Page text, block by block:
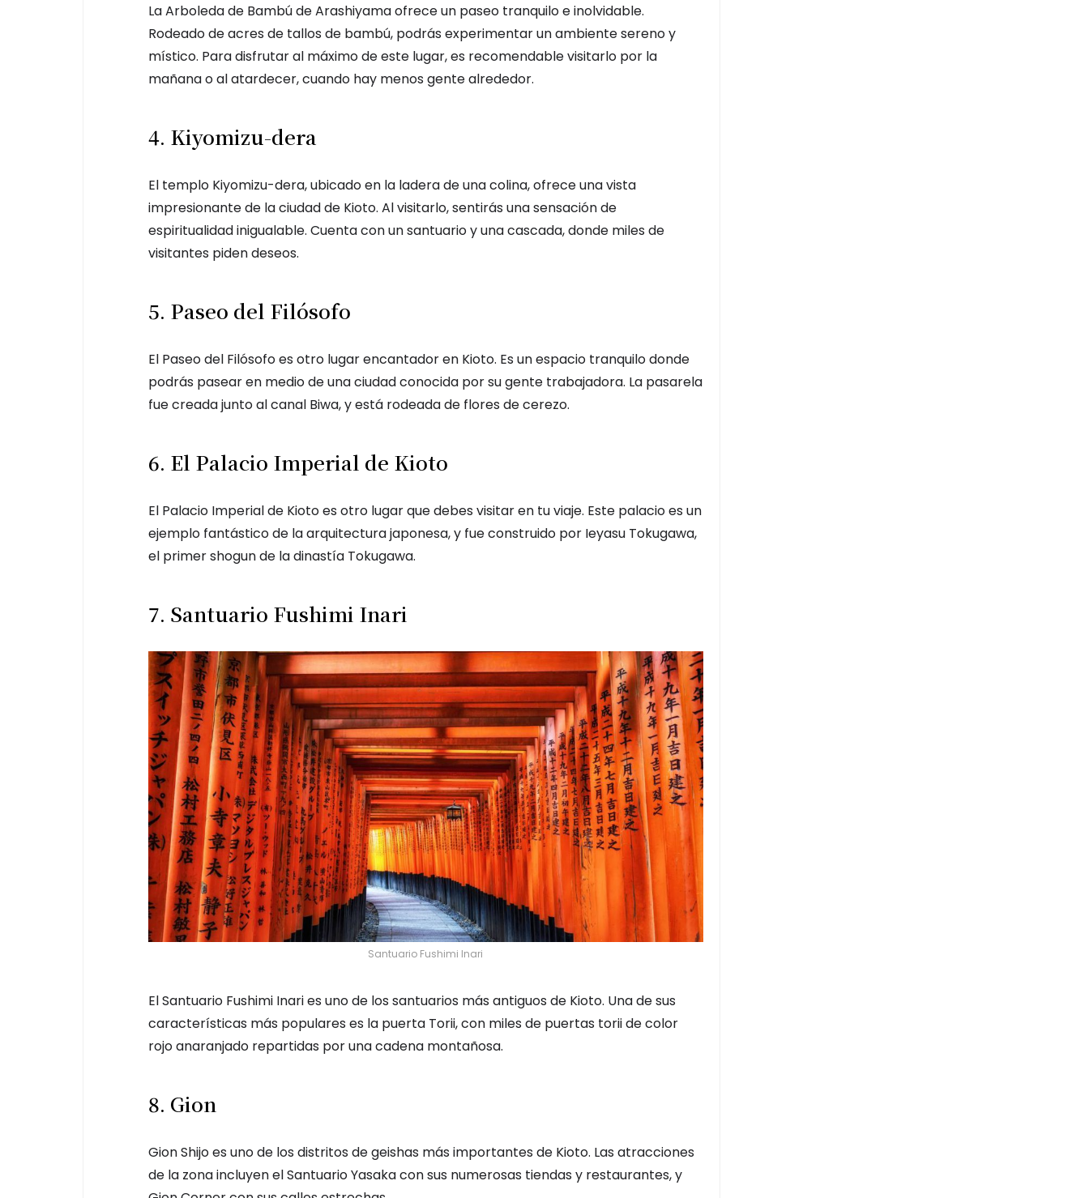
La Arboleda de Bambú de Arashiyama ofrece un paseo tranquilo e inolvidable.
Rodeado de acres de tallos de bambú, podrás experimentar un ambiente sereno y
místico. Para disfrutar al máximo de este lugar, es recomendable visitarlo por la
mañana o al atardecer, cuando hay menos gente alrededor.
4. Kiyomizu-dera
El templo Kiyomizu-dera, ubicado en la ladera de una colina, ofrece una vista
impresionante de la ciudad de Kioto. Al visitarlo, sentirás una sensación de
espiritualidad inigualable. Cuenta con un santuario y una cascada, donde miles de
visitantes piden deseos.
5. Paseo del Filósofo
El Paseo del Filósofo es otro lugar encantador en Kioto. Es un espacio tranquilo donde
podrás pasear en medio de una ciudad conocida por su gente trabajadora. La pasarela
fue creada junto al canal Biwa, y está rodeada de flores de cerezo.
6. El Palacio Imperial de Kioto
El Palacio Imperial de Kioto es otro lugar que debes visitar en tu viaje. Este palacio es un
ejemplo fantástico de la arquitectura japonesa, y fue construido por Ieyasu Tokugawa,
el primer shogun de la dinastía Tokugawa.
7. Santuario Fushimi Inari
Santuario Fushimi Inari
El Santuario Fushimi Inari es uno de los santuarios más antiguos de Kioto. Una de sus
características más populares es la puerta Torii, con miles de puertas torii de color
rojo anaranjado repartidas por una cadena montañosa.
8. Gion
Gion Shijo es uno de los distritos de geishas más importantes de Kioto. Las atracciones
de la zona incluyen el Santuario Yasaka con sus numerosas tiendas y restaurantes, y